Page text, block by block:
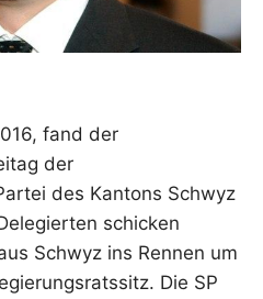
fand der
der
des Kantons Schwyz
schicken
Schwyz ins Rennen um
Die SP